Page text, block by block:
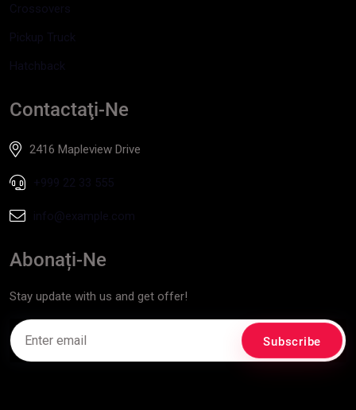
Crossovers
Pickup Truck
Hatchback
Contactaţi-Ne
2416 Mapleview Drive
+999 22 33 555
info@example.com
Abonați-Ne
Stay update with us and get offer!